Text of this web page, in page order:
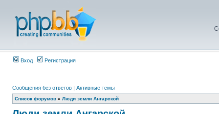
Вход Регистрация
Сообщения без ответов | Активные темы
Список форумов » Люди земли Ангарской